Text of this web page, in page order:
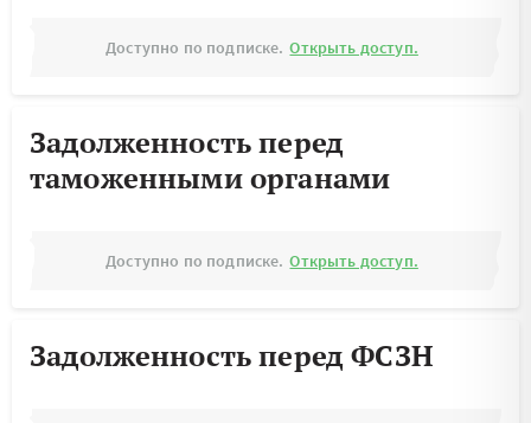
Доступно по подписке. Открыть доступ.
Задолженность перед
таможенными органами
Доступно по подписке. Открыть доступ.
Задолженность перед ФСЗН